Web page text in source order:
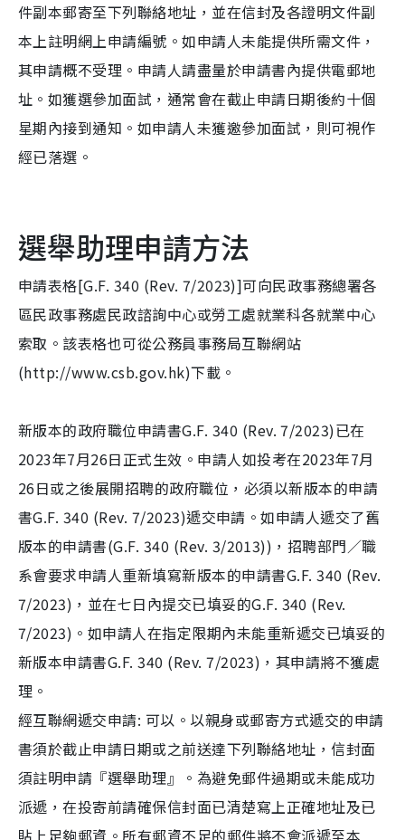
件副本郵寄至下列聯絡地址，並在信封及各證明文件副
本上註明網上申請編號。如申請人未能提供所需文件，
其申請概不受理。申請人請盡量於申請書內提供電郵地
址。如獲選參加面試，通常會在截止申請日期後約十個
星期內接到通知。如申請人未獲邀參加面試，則可視作
經已落選。
選舉助理申請方法
申請表格[G.F. 340 (Rev. 7/2023)]可向民政事務總署各
區民政事務處民政諮詢中心或勞工處就業科各就業中心
索取。該表格也可從公務員事務局互聯網站
(http://www.csb.gov.hk)下載。
新版本的政府職位申請書G.F. 340 (Rev. 7/2023)已在
2023年7月26日正式生效。申請人如投考在2023年7月
26日或之後展開招聘的政府職位，必須以新版本的申請
書G.F. 340 (Rev. 7/2023)遞交申請。如申請人遞交了舊
版本的申請書(G.F. 340 (Rev. 3/2013))，招聘部門／職
系會要求申請人重新填寫新版本的申請書G.F. 340 (Rev.
7/2023)，並在七日內提交已填妥的G.F. 340 (Rev.
7/2023)。如申請人在指定限期內未能重新遞交已填妥的
新版本申請書G.F. 340 (Rev. 7/2023)，其申請將不獲處
理。
經互聯網遞交申請: 可以。以親身或郵寄方式遞交的申請
書須於截止申請日期或之前送達下列聯絡地址，信封面
須註明申請『選舉助理』。為避免郵件過期或未能成功
派遞，在投寄前請確保信封面已清楚寫上正確地址及已